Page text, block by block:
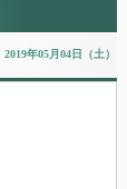
2019年05月04日（土）